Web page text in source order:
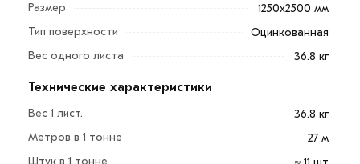
длительный срок службы. По способу обработки его
можно разделить на окрашенный и гладкий.
одну поверхность, либо на обе. Лист оцинк.
применяется: машиностроении, судостроении,
строительстве.
Размер
1250х2500 мм
Тип поверхности
Оцинкованная
Вес одного листа
36.8 кг
Технические характеристики
Вес 1 лист.
36.8 кг
Метров в 1 тонне
27 м
Штук в 1 тонне